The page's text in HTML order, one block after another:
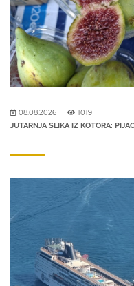
08.08.2026 1019
JUTARNJA SLIKA IZ KOTORA: